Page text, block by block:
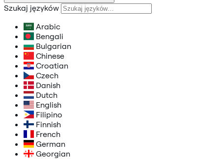
Szukaj języków
Arabic
Bengali
Bulgarian
Chinese
Croatian
Czech
Danish
Dutch
English
Filipino
Finnish
French
German
Georgian